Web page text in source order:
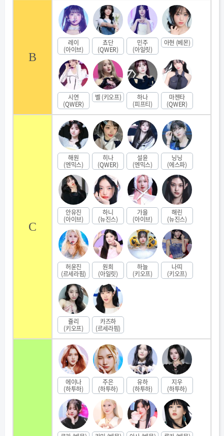
B
레이
(아이브)
쵸단
(QWER)
민주
(아일릿)
아현 (베몬)
시연
(QWER)
벨 (키오프) 하나
(피프티)
마젠타
(QWER)
C
해원
(엔믹스)
히나
(QWER)
설윤
(엔믹스)
닝닝
(에스파)
안유진
(아이브)
하니
(뉴진스)
가을
(아이브)
해린
(뉴진스)
허윤진
(르세라핌)
원희
(아일릿)
하늘
(키오프)
나띠
(키오프)
쥴리
(키오프)
카즈하
(르세라핌)
에이나
(하투하)
주은
(하투하)
유하
(하투하)
지우
(하투하)